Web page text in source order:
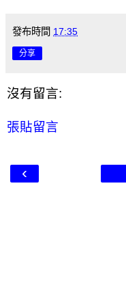
發布時間 17:35
分享
沒有留言:
張貼留言
‹